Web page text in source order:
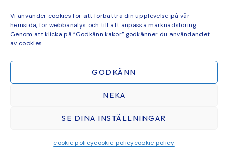
Vi använder cookies för att förbättra din upplevelse på vår
hemsida, för webbanalys och till att anpassa marknadsföring.
Genom att klicka på ”Godkänn kakor” godkänner du användandet
av cookies.
GODKÄNN
NEKA
SE DINA INSTÄLLNINGAR
cookie policycookie policycookie policy
Kurser
Måleri
mina favorit recept
Mönster
ÅTERFÖRSÄLJARE & SAMARBETEN
© 2026 STUDIO KURBITS · THEME BY17TH AVENUE